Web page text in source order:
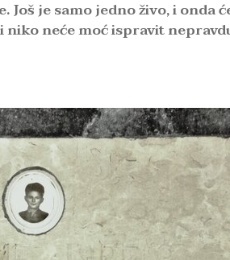
je samo jedno živo, i onda
neće moć ispravit